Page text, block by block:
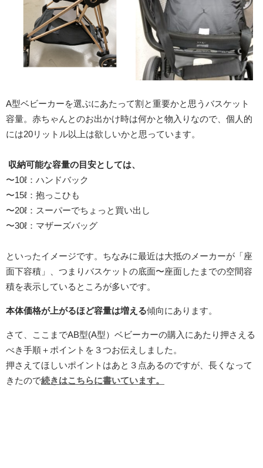
A型ベビーカーを選ぶにあたって割と重要かと思うバスケット
容量。赤ちゃんとのお出かけ時は何かと物入りなので、個人的
には20リットル以上は欲しいかと思っています。
収納可能な容量の目安としては、
〜10ℓ：ハンドバック
〜15ℓ：抱っこひも
〜20ℓ：スーパーでちょっと買い出し
〜30ℓ：マザーズバッグ
といったイメージです。ちなみに最近は大抵のメーカーが「座
面下容積」、つまりバスケットの底面〜座面したまでの空間容
積を表示しているところが多いです。
本体価格が上がるほど容量は増える傾向にあります。
さて、ここまでAB型(A型）ベビーカーの購入にあたり押さえる
べき手順＋ポイントを３つお伝えしました。
押さえてほしいポイントはあと３点あるのですが、長くなって
きたので続きはこちらに書いています。